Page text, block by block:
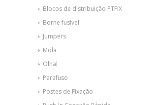
Blocos de distribuição PTFIX
Borne fusível
Jumpers
Mola
Olhal
Parafuso
Postes de Fixação